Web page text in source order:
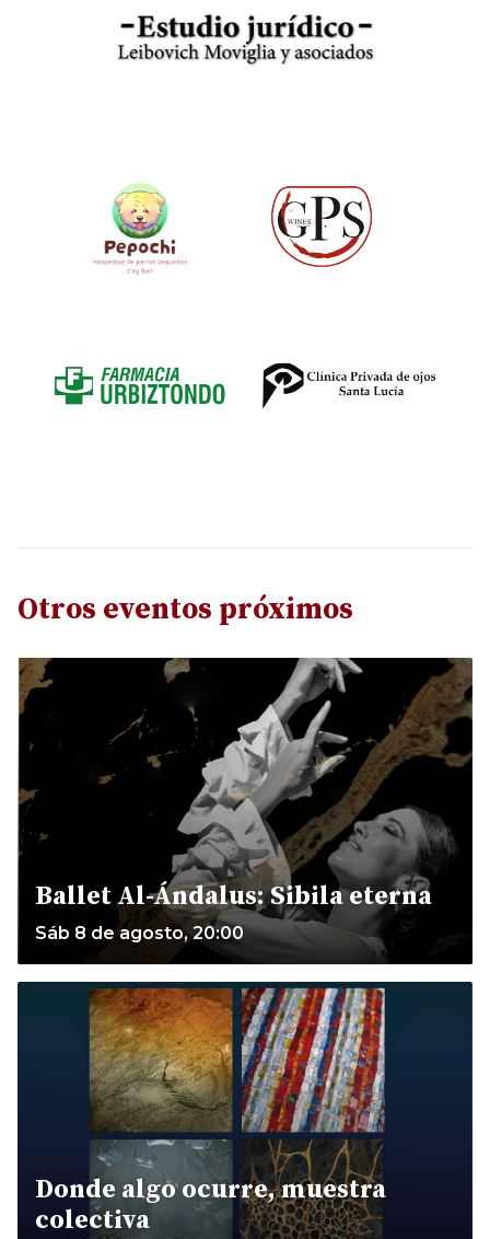
Otros eventos próximos
Ballet Al-Ándalus: Sibila eterna
Sáb 8 de agosto, 20:00
Donde algo ocurre, muestra
colectiva